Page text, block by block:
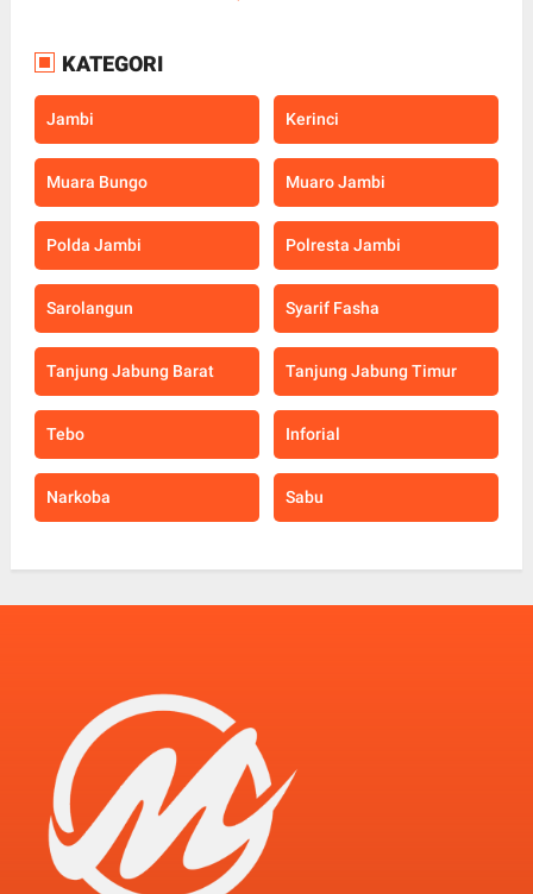
KATEGORI
Jambi Kerinci
Muara Bungo Muaro Jambi
Polda Jambi Polresta Jambi
Sarolangun Syarif Fasha
Tanjung Jabung Barat Tanjung Jabung Timur
Tebo Inforial
Narkoba Sabu